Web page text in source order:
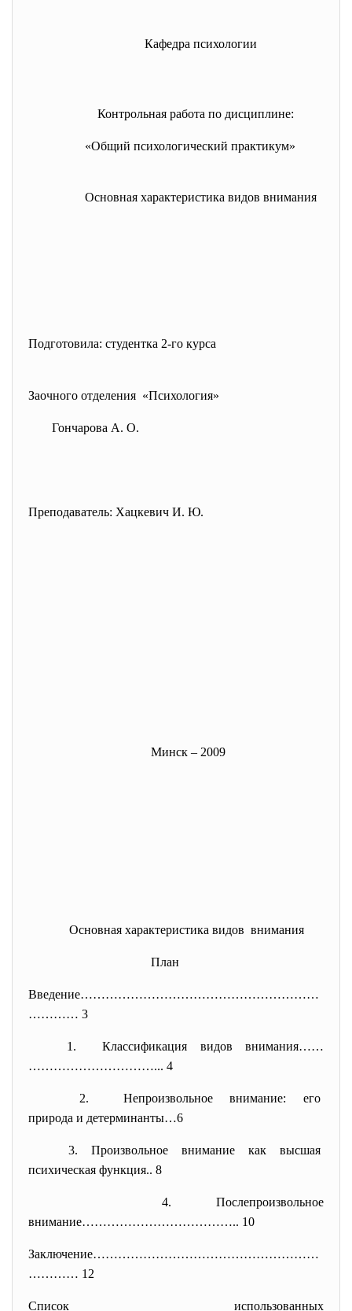
Кафедра психологии
Контрольная работа по дисциплине:
«Общий психологический практикум»
Основная характеристика видов внимания
Подготовила: студентка 2-го курса
Заочного отделения «Психология»
Гончарова А. О.
Преподаватель: Хацкевич И. Ю.
Минск – 2009
Основная характеристика видов внимания
План
Введение…………………………………………………
………… 3
1. Классификация видов внимания……
…………………………... 4
2. Непроизвольное внимание: его
природа и детерминанты…6
3. Произвольное внимание как высшая
психическая функция.. 8
4. Послепроизвольное
внимание……………………………….. 10
Заключение………………………………………………
………… 12
Список использованных